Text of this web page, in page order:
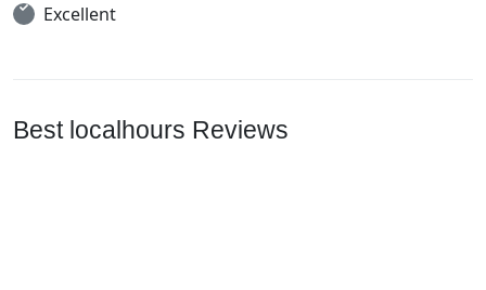
Excellent
Best localhours Reviews